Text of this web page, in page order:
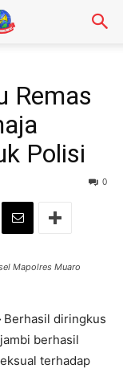
Remas
Polisi
0
Mapolres Muaro
Berhasil diringkus
berhasil
terhadap